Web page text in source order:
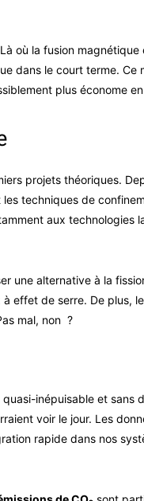
où la fusion magnétique
dans le court terme. Ce
plus économe
projets théoriques.
techniques de
aux technologies
une alternative à la
effet de serre. De plus,
mal, non ?
inépuisable et sans
voir le jour. Les
rapide dans nos